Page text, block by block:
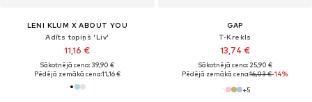
LENI KLUM X ABOUT YOU
Adīts topiņš 'Liv'
11,16 €
Sākotnējā cena: 39,90 €
Pēdējā zemākā cena:11,16 €
GAP
T-Krekls
13,74 €
Sākotnējā cena: 25,90 €
Pēdējā zemākā cena:16,03 €-14%
+5